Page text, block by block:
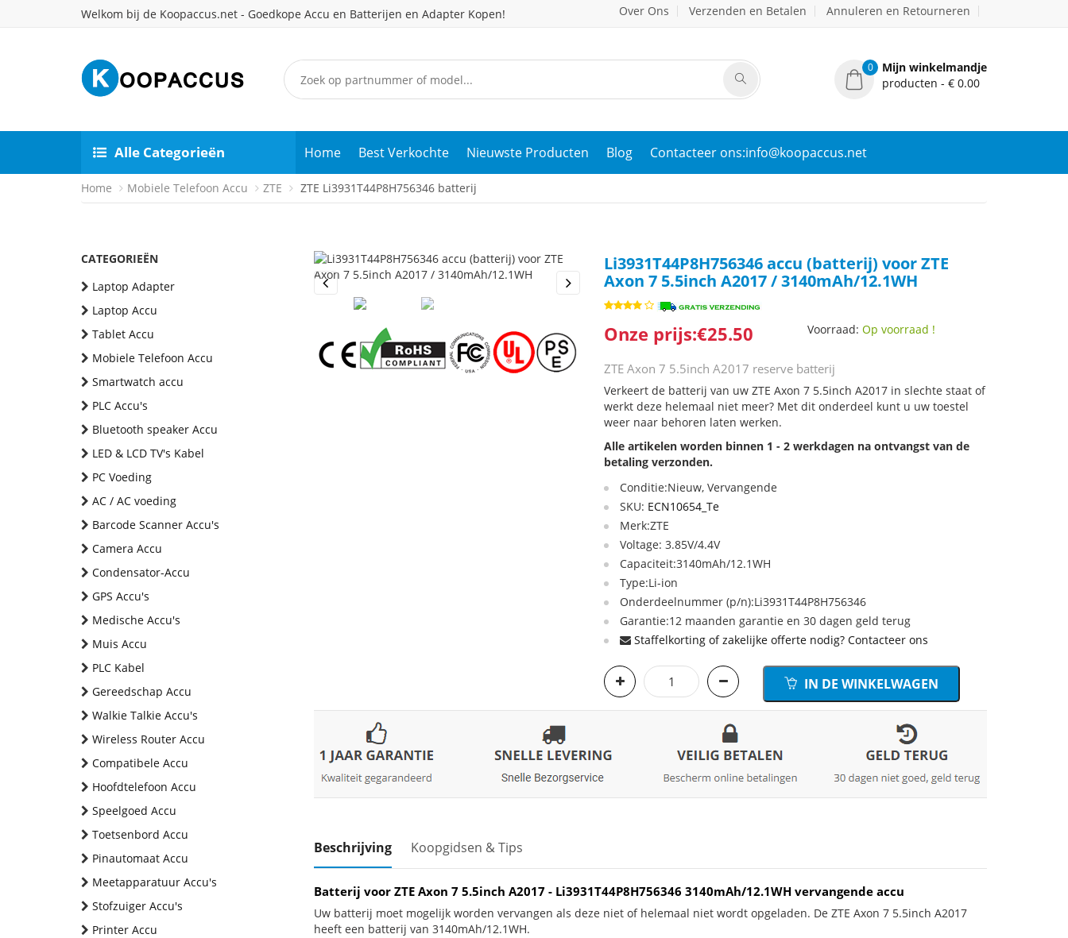
Welkom bij de Koopaccus.net - Goedkope Accu en Batterijen en Adapter Kopen! Over Ons Verzenden en Betalen Annuleren en Retourneren
0
Mijn winkelmandje
producten - € 0.00
Alle Categorieën Home Best Verkochte Nieuwste Producten Blog Contacteer ons:info@koopaccus.net
Home Mobiele Telefoon Accu ZTE ZTE Li3931T44P8H756346 batterij
CATEGORIEËN
Laptop Adapter
Laptop Accu
Tablet Accu
Mobiele Telefoon Accu
Smartwatch accu
PLC Accu's
Bluetooth speaker Accu
LED & LCD TV's Kabel
PC Voeding
AC / AC voeding
Barcode Scanner Accu's
Camera Accu
Condensator-Accu
GPS Accu's
Medische Accu's
Muis Accu
PLC Kabel
Gereedschap Accu
Walkie Talkie Accu's
Wireless Router Accu
Compatibele Accu
Hoofdtelefoon Accu
Speelgoed Accu
Toetsenbord Accu
Pinautomaat Accu
Meetapparatuur Accu's
Stofzuiger Accu's
Printer Accu
Previous
Li3931T44P8H756346 accu (batterij) voor ZTE
Axon 7 5.5inch A2017 / 3140mAh/12.1WH
Onze prijs:€25.50 Voorraad:Op voorraad !
ZTE Axon 7 5.5inch A2017 reserve batterij
Verkeert de batterij van uw ZTE Axon 7 5.5inch A2017 in slechte staat of
werkt deze helemaal niet meer? Met dit onderdeel kunt u uw toestel
weer naar behoren laten werken.
Alle artikelen worden binnen 1 - 2 werkdagen na ontvangst van de
betaling verzonden.
Conditie:Nieuw, Vervangende
SKU: ECN10654_Te
Merk:ZTE
Voltage: 3.85V/4.4V
Capaciteit:3140mAh/12.1WH
Type:Li-ion
Onderdeelnummer (p/n):Li3931T44P8H756346
Garantie:12 maanden garantie en 30 dagen geld terug
Staffelkorting of zakelijke offerte nodig? Contacteer ons
IN DE WINKELWAGEN
Beschrijving Koopgidsen & Tips
Batterij voor ZTE Axon 7 5.5inch A2017 - Li3931T44P8H756346 3140mAh/12.1WH vervangende accu
Uw batterij moet mogelijk worden vervangen als deze niet of helemaal niet wordt opgeladen. De ZTE Axon 7 5.5inch A2017
heeft een batterij van 3140mAh/12.1WH.